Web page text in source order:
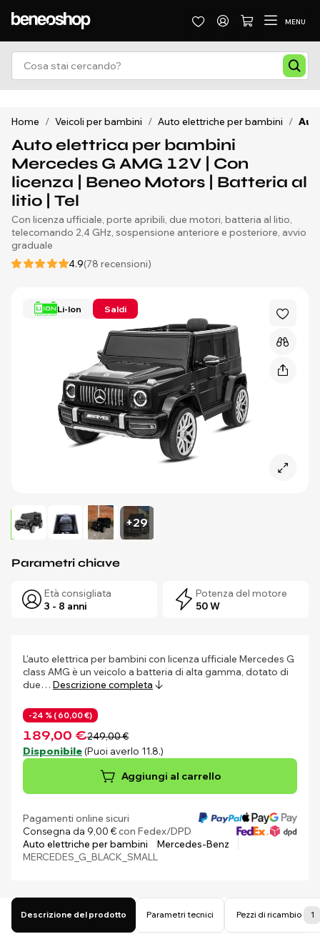
MENU
Home / Veicoli per bambini / Auto elettriche per bambini /
Auto elettrica per bambini
Mercedes G AMG 12V | Con
licenza | Beneo Motors | Batteria al
litio | Tel
Con licenza ufficiale, porte apribili, due motori, batteria al litio,
telecomando 2,4 GHz, sospensione anteriore e posteriore, avvio
graduale
4.9(78 recensioni)
Li-Ion Saldi
+29
Parametri chiave
Età consigliata
3 - 8 anni
Potenza del motore
50 W
L'auto elettrica per bambini con licenza ufficiale Mercedes G
class AMG è un veicolo a batteria di alta gamma, dotato di
due… Descrizione completa
-24 % ( 60,00 €)
189,00 €249,00 €
Disponibile (Puoi averlo 11.8.)
Aggiungi al carrello
Pagamenti online sicuri
Consegna da 9,00 €con Fedex/DPD
Auto elettriche per bambini
Mercedes-Benz
MERCEDES_G_BLACK_SMALL
Descrizione del prodotto Parametri tecnici Pezzi di ricambio 1